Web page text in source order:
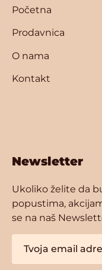
Početna
Prodavnica
O nama
Kontakt
Newsletter
Ukoliko želite da
popustima,
se na naš